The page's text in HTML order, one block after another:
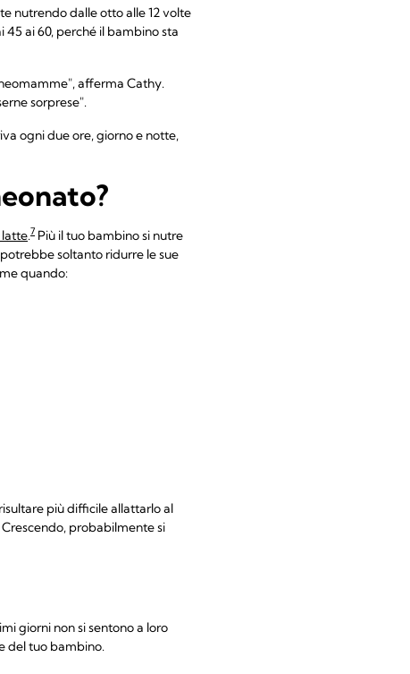
nutrendo dalle otto alle 12 volte
45 ai 60, perché il bambino sta
afferma Cathy.
sorprese".
ogni due ore, giorno e notte,
latte.7 Più il tuo bambino si nutre
soltanto ridurre le sue
quando:
più difficile allattarlo al
probabilmente si
giorni non si sentono a loro
del tuo bambino.